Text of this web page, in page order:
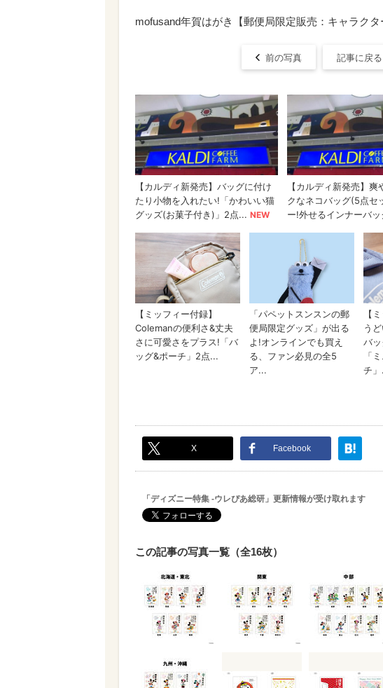
mofusand年賀はがき【郵便局限定販売：キャラクタ
前の写真 記事に戻る
X Facebook
「ディズニー特集 -ウレぴあ総研」更新情報が受け取れます
この記事の写真一覧（全16枚）